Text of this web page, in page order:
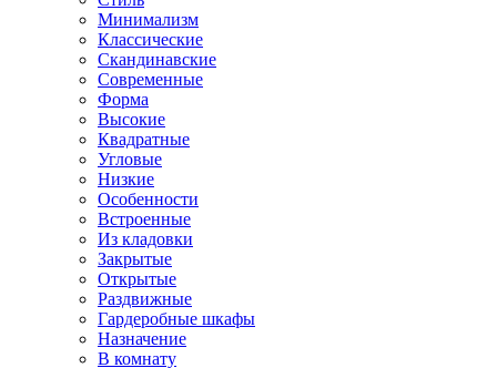
Минимализм
Классические
Скандинавские
Современные
Форма
Высокие
Квадратные
Угловые
Низкие
Особенности
Встроенные
Из кладовки
Закрытые
Открытые
Раздвижные
Гардеробные шкафы
Назначение
В комнату